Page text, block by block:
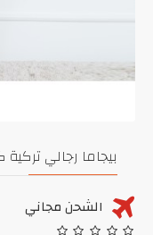
بيجاما رجالي
الشحن مجاني